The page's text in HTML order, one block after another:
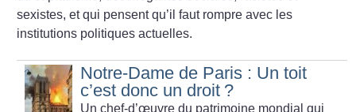
sexistes, et qui pensent qu’il faut rompre avec les
institutions politiques actuelles.
Notre-Dame de Paris : Un toit
c’est donc un droit ?
Un chef-d’œuvre du patrimoine mondial qui